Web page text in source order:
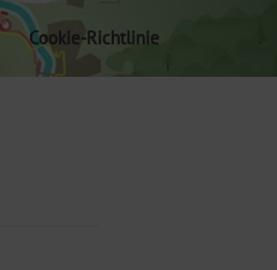
Cookie-Richtlinie